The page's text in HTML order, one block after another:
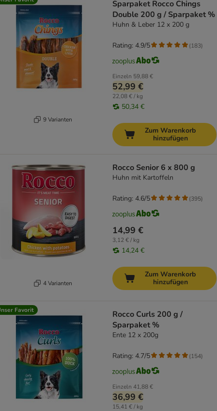
9 Varianten
Sparpaket Rocco Chings
Double 200 g / Sparpaket %
Huhn & Leber 12 x 200 g
Einzeln 59,88 €
52,99 €
22,08 € / kg
50,34 €
Rating: 4.9/5 (183)
Zum Warenkorb
hinzufügen
4 Varianten
Rocco Senior 6 x 800 g
Huhn mit Kartoffeln
14,99 €
3,12 € / kg
14,24 €
Rating: 4.6/5 (395)
Zum Warenkorb
hinzufügen
Favorit
Rocco Curls 200 g /
Sparpaket %
Ente 12 x 200g
Einzeln 41,88 €
36,99 €
15,41 € / kg
Rating: 4.7/5 (154)